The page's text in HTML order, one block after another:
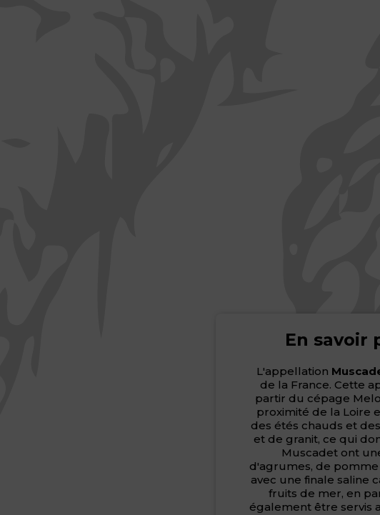
En savoir
L'appellation
de la France. Cette
partir du cépage
proximité de la Loire
des étés chauds et
et de granit, ce qui
Muscadet ont
d'agrumes, de pomme
avec une finale saline
fruits de mer, en
également être servis